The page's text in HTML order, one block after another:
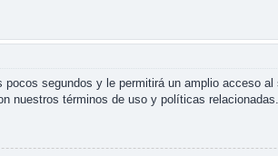
segundos y le permitirá un amplio acceso
nuestros términos de uso y políticas